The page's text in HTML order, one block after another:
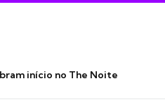
início no The Noite